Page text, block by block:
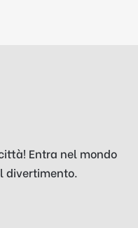
Entra nel mondo
divertimento.